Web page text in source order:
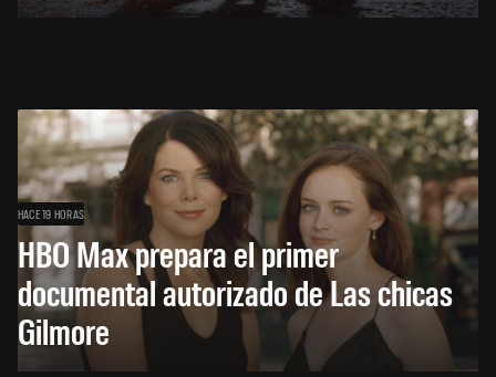
HACE 19 HORAS
HBO Max prepara el primer
documental autorizado de Las chicas
Gilmore